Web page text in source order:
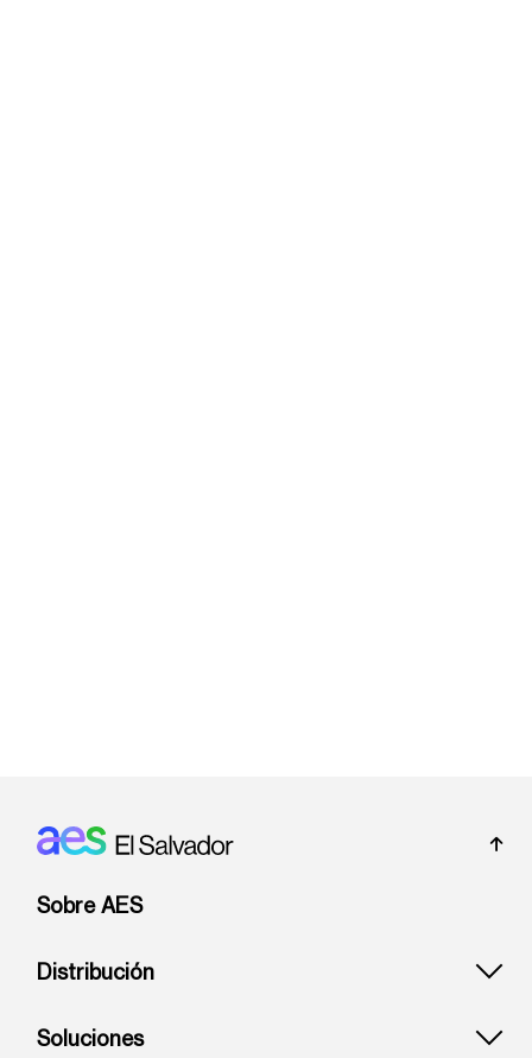
Footer: El Salvador
Sobre AES
Distribución
Soluciones